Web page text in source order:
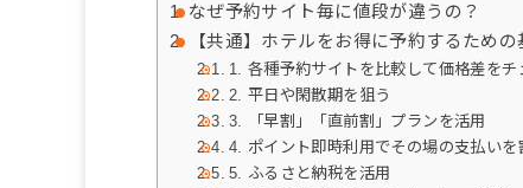
なぜ予約サイト毎に値段が違うの？
【共通】ホテルをお得に予約するための
1. 各種予約サイトを比較して価格差をチ
2. 平日や閑散期を狙う
3. 「早割」「直前割」プランを活用
4. ポイント即時利用でその場の支払いを
5. ふるさと納税を活用